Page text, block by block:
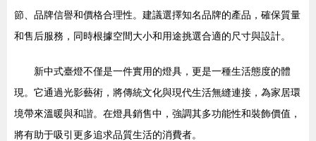
節、品牌信譽和價格合理性。建議選擇知名品牌的產品，確保質量
和售后服務，同時根據空間大小和用途挑選合適的尺寸與設計。
新中式臺燈不僅是一件實用的燈具，更是一種生活態度的體
現。它通過光影藝術，將傳統文化與現代生活無縫連接，為家居環
境帶來溫暖與和諧。在燈具銷售中，強調其多功能性和裝飾價值，
將有助于吸引更多追求品質生活的消費者。